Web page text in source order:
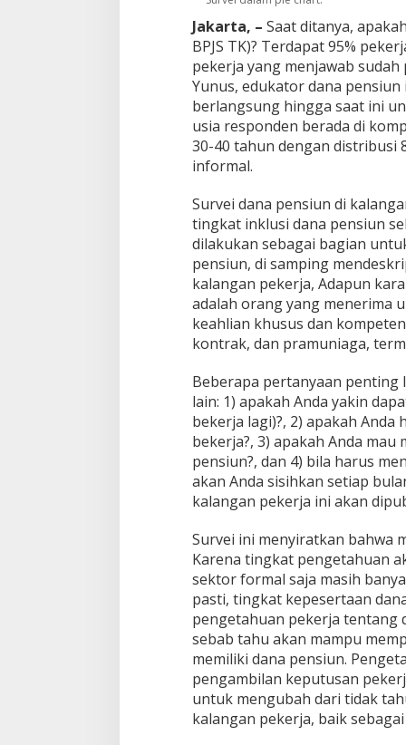
r
a
m
P
e
n
s
i
n
Jakarta, – Saat ditanya,
BPJS TK)? Terdapat 95%
pekerja yang menjawab
Yunus, edukator dana
berlangsung hingga saat ini
usia responden berada di
30-40 tahun dengan distribusi
informal.
Survei dana pensiun di
tingkat inklusi dana pensiun
dilakukan sebagai bagian
pensiun, di samping
kalangan pekerja, Adapun
adalah orang yang menerima
keahlian khusus dan
kontrak, dan pramuniaga,
Beberapa pertanyaan penting
lain: 1) apakah Anda yakin
bekerja lagi)?, 2) apakah
bekerja?, 3) apakah Anda
pensiun?, dan 4) bila harus
akan Anda sisihkan setiap
kalangan pekerja ini akan
Survei ini menyiratkan bahwa
Karena tingkat pengetahuan
sektor formal saja masih
pasti, tingkat kepesertaan
pengetahuan pekerja tentang
sebab tahu akan mampu
memiliki dana pensiun.
pengambilan keputusan
untuk mengubah dari tidak
kalangan pekerja, baik